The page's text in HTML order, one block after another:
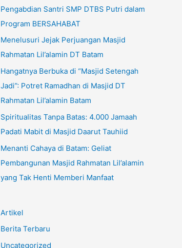
Pengabdian Santri SMP DTBS Putri dalam
Program BERSAHABAT
Menelusuri Jejak Perjuangan Masjid
Rahmatan Lil’alamin DT Batam
Hangatnya Berbuka di “Masjid Setengah
Jadi”: Potret Ramadhan di Masjid DT
Rahmatan Lil’alamin Batam
Spiritualitas Tanpa Batas: 4.000 Jamaah
Padati Mabit di Masjid Daarut Tauhiid
Menanti Cahaya di Batam: Geliat
Pembangunan Masjid Rahmatan Lil’alamin
yang Tak Henti Memberi Manfaat
Artikel
Berita Terbaru
Uncategorized